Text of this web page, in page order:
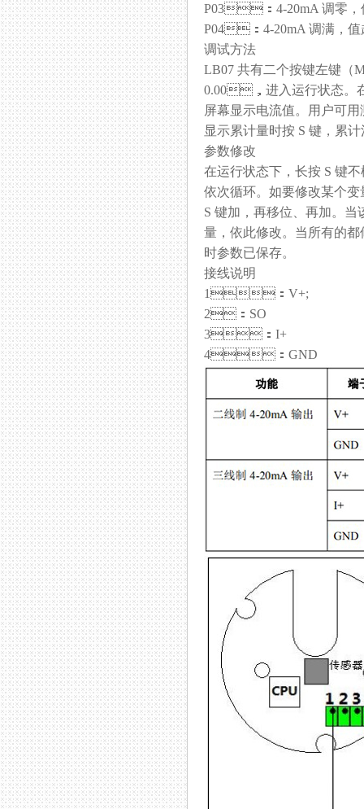
P03：4-20mA 调零，值
P04：4-20mA 调满，值
调试方法
LB07 共有二个按键左键（M
0.00，进入运行状态。在
屏幕显示电流值。用户可
显示累计量时按 S 键，累计
参数修改
在运行状态下，长按 S 键
依次循环。如要修改某个
S 键加，再移位、再加
量，依此修改。当所有
时参数已保存。
接线说明
1：V+;
2：SO
3：I+
4：GND